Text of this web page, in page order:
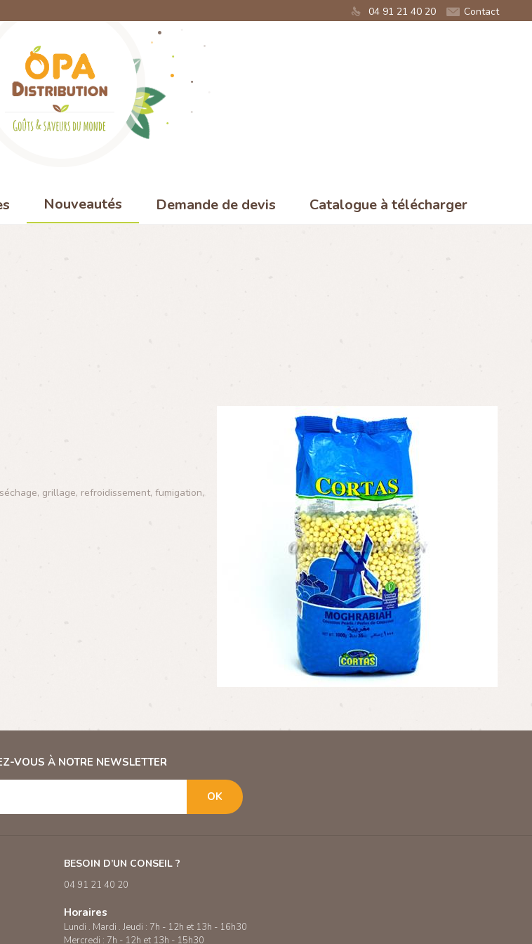
04 91 21 40 20 Contact
Nouveautés Demande de devis Catalogue à télécharger
grillage, refroidissement, fumigation,
VOUS À NOTRE NEWSLETTER
OK
BESOIN D’UN CONSEIL ?
04 91 21 40 20
Horaires
Lundi . Mardi . Jeudi : 7h - 12h et 13h - 16h30
Mercredi : 7h - 12h et 13h - 15h30